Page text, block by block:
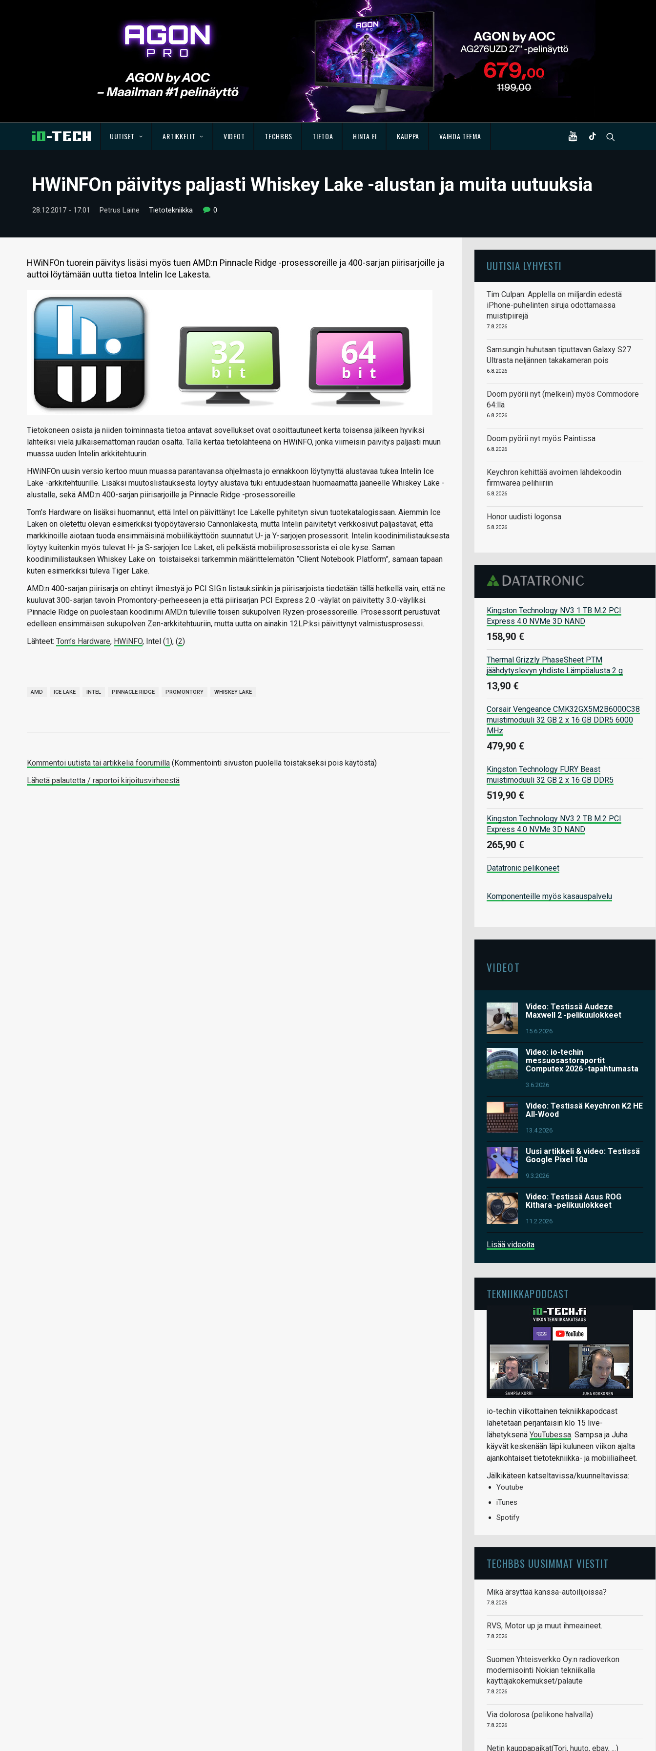
UUTISET ARTIKKELIT VIDEOT TECHBBS TIETOA HINTA.FI KAUPPA VAIHDA TEEMA
HWiNFOn päivitys paljasti Whiskey Lake -alustan ja muita uutuuksia
28.12.2017 - 17:01 Petrus Laine Tietotekniikka 0
HWiNFOn tuorein päivitys lisäsi myös tuen AMD:n Pinnacle Ridge -prosessoreille ja 400-sarjan piirisarjoille ja
auttoi löytämään uutta tietoa Intelin Ice Lakesta.
Tietokoneen osista ja niiden toiminnasta tietoa antavat sovellukset ovat osoittautuneet kerta toisensa jälkeen hyviksi
lähteiksi vielä julkaisemattoman raudan osalta. Tällä kertaa tietolähteenä on HWiNFO, jonka viimeisin päivitys paljasti muun
muassa uuden Intelin arkkitehtuurin.
HWiNFOn uusin versio kertoo muun muassa parantavansa ohjelmasta jo ennakkoon löytynyttä alustavaa tukea Intelin Ice
Lake -arkkitehtuurille. Lisäksi muutoslistauksesta löytyy alustava tuki entuudestaan huomaamatta jääneelle Whiskey Lake -
alustalle, sekä AMD:n 400-sarjan piirisarjoille ja Pinnacle Ridge -prosessoreille.
Tom’s Hardware on lisäksi huomannut, että Intel on päivittänyt Ice Lakelle pyhitetyn sivun tuotekatalogissaan. Aiemmin Ice
Laken on oletettu olevan esimerkiksi työpöytäversio Cannonlakesta, mutta Intelin päivitetyt verkkosivut paljastavat, että
markkinoille aiotaan tuoda ensimmäisinä mobiilikäyttöön suunnatut U- ja Y-sarjojen prosessorit. Intelin koodinimilistauksesta
löytyy kuitenkin myös tulevat H- ja S-sarjojen Ice Laket, eli pelkästä mobiiliprosessorista ei ole kyse. Saman
koodinimilistauksen Whiskey Lake on toistaiseksi tarkemmin määrittelemätön ”Client Notebook Platform”, samaan tapaan
kuten esimerkiksi tuleva Tiger Lake.
AMD:n 400-sarjan piirisarja on ehtinyt ilmestyä jo PCI SIG:n listauksiinkin ja piirisarjoista tiedetään tällä hetkellä vain, että ne
kuuluvat 300-sarjan tavoin Promontory-perheeseen ja että piirisarjan PCI Express 2.0 -väylät on päivitetty 3.0-väyliksi.
Pinnacle Ridge on puolestaan koodinimi AMD:n tuleville toisen sukupolven Ryzen-prosessoreille. Prosessorit perustuvat
edelleen ensimmäisen sukupolven Zen-arkkitehtuuriin, mutta uutta on ainakin 12LP:ksi päivittynyt valmistusprosessi.
Lähteet: Tom’s Hardware, HWiNFO, Intel (1), (2)
AMD ICE LAKE INTEL PINNACLE RIDGE PROMONTORY WHISKEY LAKE
Kommentoi uutista tai artikkelia foorumilla (Kommentointi sivuston puolella toistakseksi pois käytöstä)
Lähetä palautetta / raportoi kirjoitusvirheestä
UUTISIA LYHYESTI
Tim Culpan: Applella on miljardin edestä
iPhone-puhelinten siruja odottamassa
muistipiirejä
7.8.2026
Samsungin huhutaan tiputtavan Galaxy S27
Ultrasta neljännen takakameran pois
6.8.2026
Doom pyörii nyt (melkein) myös Commodore
64:llä
6.8.2026
Doom pyörii nyt myös Paintissa
6.8.2026
Keychron kehittää avoimen lähdekoodin
firmwarea pelihiiriin
5.8.2026
Honor uudisti logonsa
5.8.2026
Kingston Technology NV3 1 TB M.2 PCI
Express 4.0 NVMe 3D NAND
158,90 €
Thermal Grizzly PhaseSheet PTM
jäähdytyslevyn yhdiste Lämpöalusta 2 g
13,90 €
Corsair Vengeance CMK32GX5M2B6000C38
muistimoduuli 32 GB 2 x 16 GB DDR5 6000
MHz
479,90 €
Kingston Technology FURY Beast
muistimoduuli 32 GB 2 x 16 GB DDR5
519,90 €
Kingston Technology NV3 2 TB M.2 PCI
Express 4.0 NVMe 3D NAND
265,90 €
Datatronic pelikoneet
Komponenteille myös kasauspalvelu
VIDEOT
Video: Testissä Audeze
Maxwell 2 -pelikuulokkeet
15.6.2026
Video: io-techin
messuosastoraportit
Computex 2026 -tapahtumasta
3.6.2026
Video: Testissä Keychron K2 HE
All-Wood
13.4.2026
Uusi artikkeli & video: Testissä
Google Pixel 10a
9.3.2026
Video: Testissä Asus ROG
Kithara -pelikuulokkeet
11.2.2026
Lisää videoita
TEKNIIKKAPODCAST
io-techin viikottainen tekniikkapodcast
lähetetään perjantaisin klo 15 live-
lähetyksenä YouTubessa. Sampsa ja Juha
käyvät keskenään läpi kuluneen viikon ajalta
ajankohtaiset tietotekniikka- ja mobiiliaiheet.
Jälkikäteen katseltavissa/kuunneltavissa:
Youtube
iTunes
Spotify
TECHBBS UUSIMMAT VIESTIT
Mikä ärsyttää kanssa-autoilijoissa?
7.8.2026
RVS, Motor up ja muut ihmeaineet.
7.8.2026
Suomen Yhteisverkko Oy:n radioverkon
modernisointi Nokian tekniikalla
käyttäjäkokemukset/palaute
7.8.2026
Via dolorosa (pelikone halvalla)
7.8.2026
Netin kauppapaikat(Tori, huuto, ebay, ...)